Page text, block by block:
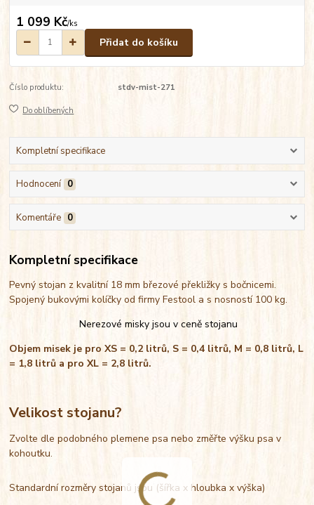
1 099 Kč/ks
Přidat do košíku
Číslo produktu: stdv-mist-271
Do oblíbených
Kompletní specifikace
Hodnocení 0
Komentáře 0
Kompletní specifikace
Pevný stojan z kvalitní 18 mm březové překližky s bočnicemi.
Spojený bukovými kolíčky od firmy Festool a s nosností 100 kg.
Nerezové misky jsou v ceně stojanu
Objem misek je pro XS = 0,2 litrů, S = 0,4 litrů, M = 0,8 litrů, L
= 1,8 litrů a pro XL = 2,8 litrů.
Velikost stojanu?
Zvolte dle podobného plemene psa nebo změřte výšku psa v
kohoutku.
Standardní rozměry stojanů jsou (šířka x hloubka x výška)